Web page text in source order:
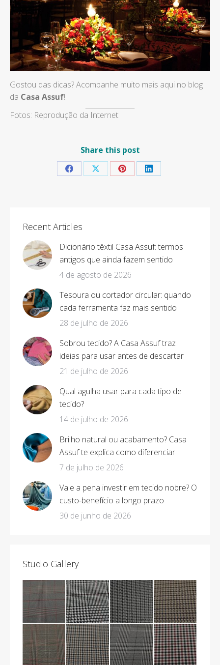
Gostou das dicas? Acompanhe muito mais aqui no blog
da Casa Assuf!
Fotos: Reprodução da Internet
Share this post
Share Share Share Share
Recent Articles
Dicionário têxtil Casa Assuf: termos
antigos que ainda fazem sentido
4 de agosto de 2026
Tesoura ou cortador circular: quando
cada ferramenta faz mais sentido
28 de julho de 2026
Sobrou tecido? A Casa Assuf traz
ideias para usar antes de descartar
21 de julho de 2026
Qual agulha usar para cada tipo de
tecido?
14 de julho de 2026
Brilho natural ou acabamento? Casa
Assuf te explica como diferenciar
7 de julho de 2026
Vale a pena investir em tecido nobre? O
custo-benefício a longo prazo
30 de junho de 2026
Studio Gallery